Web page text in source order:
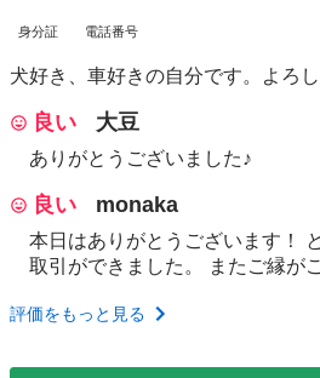
身分証 電話番号
犬好き、車好きの自分です。よろ
良い 大豆
ありがとうございました♪
良い monaka
本日はありがとうございます！
取引ができました。 またご縁が
評価をもっと見る